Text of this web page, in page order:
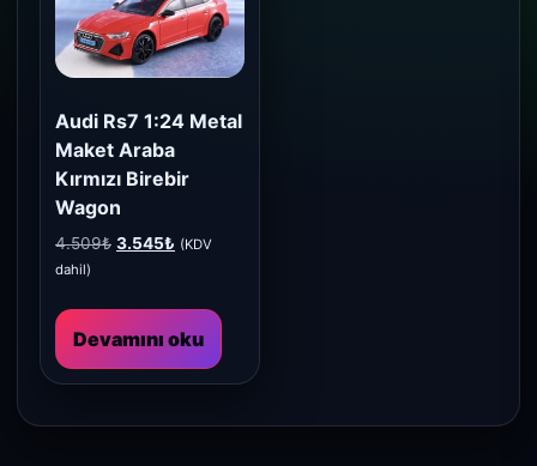
Audi Rs7 1:24 Metal
Maket Araba
Kırmızı Birebir
Wagon
4.509₺ Orijinal
3.545₺ Şu
3.545₺.
(KDV
dahil)
Devamını oku